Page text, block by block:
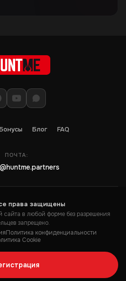
Блог FAQ
ПОЧТА:
права защищены
сайта в любой форме без разрешения
запрещено.
Политика конфиденциальности
Cookie